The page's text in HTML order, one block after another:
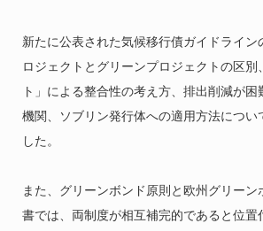
新たに公表された気候移行債ガイドライン
ロジェクトとグリーンプロジェクトの区別
ト」による整合性の考え方、排出削減が
機関、ソブリン発行体への適用方法につい
した。
また、グリーンボンド原則と欧州グリーン
書では、両制度が相互補完的であると位置